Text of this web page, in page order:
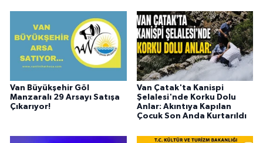
Van Büyükşehir Göl
Manzaralı 29 Arsayı Satışa
Çıkarıyor!
Van Çatak'ta Kanispi
Şelalesi'nde Korku Dolu
Anlar: Akıntıya Kapılan
Çocuk Son Anda Kurtarıldı